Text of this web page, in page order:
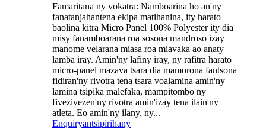
Famaritana ny vokatra: Namboarina ho an'ny
fanatanjahantena ekipa matihanina, ity harato
baolina kitra Micro Panel 100% Polyester ity dia
misy fanamboarana roa sosona mandroso izay
manome velarana miasa roa miavaka ao anaty
lamba iray. Amin'ny lafiny iray, ny rafitra harato
micro-panel mazava tsara dia mamorona fantsona
fidiran'ny rivotra tena tsara voalamina amin'ny
lamina tsipika malefaka, mampitombo ny
fivezivezen'ny rivotra amin'izay tena ilain'ny
atleta. Eo amin'ny ilany, ny...
Enquiryantsipirihany